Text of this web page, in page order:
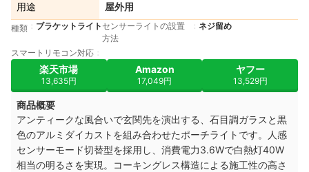
用途 屋外用
種類 ブラケットライト センサーライトの設置
方法
ネジ留め
スマートリモコン対応
楽天市場
13,635円
Amazon
17,049円
ヤフー
13,529円
商品概要
アンティークな風合いで玄関先を演出する、石目調ガラスと黒
色のアルミダイカストを組み合わせたポーチライトです。人感
センサーモード切替型を採用し、消費電力3.6Wで白熱灯40W
相当の明るさを実現。コーキングレス構造による施工性の高さ